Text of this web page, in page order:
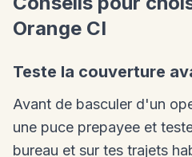
Orange CI
Teste la couverture
Avant de basculer d'un
une puce prepayee et
bureau et sur tes trajets